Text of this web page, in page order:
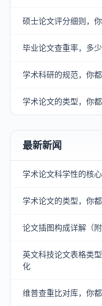
硕士论文评分细则，你
毕业论文查重率，多少
学术科研的规范，你都
学术论文的类型，你都
最新新闻
学术论文科学性的核
学术论文的类型，你都
论文插图构成详解（附
英文科技论文表格类
化
维普查重比对库，你都